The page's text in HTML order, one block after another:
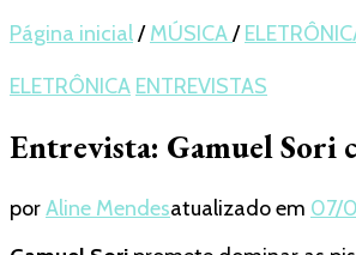
Página inicial/ MÚSICA/
ELETRÔNICA ENTREVISTAS
Entrevista: Gamuel Sori
porAline Mendesatualizado em 07/